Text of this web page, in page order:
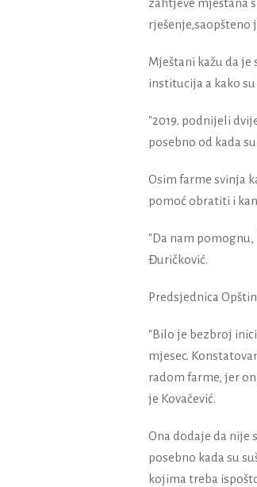
zahtjeve mještana
rješenje,saopšteno
Mještani kažu da
institucija a kako
"2019. podnijeli
posebno od kada
Osim farme svinja
pomoć obratiti i
"Da nam
Đuričković.
Predsjednica
"Bilo je bezbroj
mjesec.
radom farme, jer
je Kovačević.
Ona dodaje da nije
posebno kada su
kojima treba